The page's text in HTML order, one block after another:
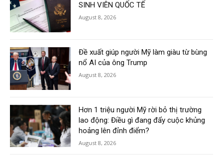
SINH VIÊN QUỐC TẾ
August 8, 2026
Đề xuất giúp người Mỹ làm giàu từ bùng
nổ AI của ông Trump
August 8, 2026
Hơn 1 triệu người Mỹ rời bỏ thị trường
lao động: Điều gì đang đẩy cuộc khủng
hoảng lên đỉnh điểm?
August 8, 2026